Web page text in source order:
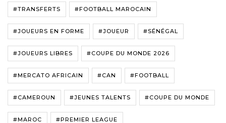
#TRANSFERTS #FOOTBALL MAROCAIN
#JOUEURS EN FORME #JOUEUR #SÉNÉGAL
#JOUEURS LIBRES #COUPE DU MONDE 2026
#MERCATO AFRICAIN #CAN #FOOTBALL
#CAMEROUN #JEUNES TALENTS #COUPE DU MONDE
#MAROC #PREMIER LEAGUE